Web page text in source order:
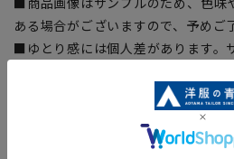
ある場合がございますので、予めご
■ゆとり感には個人差があります。
■生地や仕様・デザインにより、着
干の誤差が生じる場合がございます
■サイズスペックは仕上がりサイズ